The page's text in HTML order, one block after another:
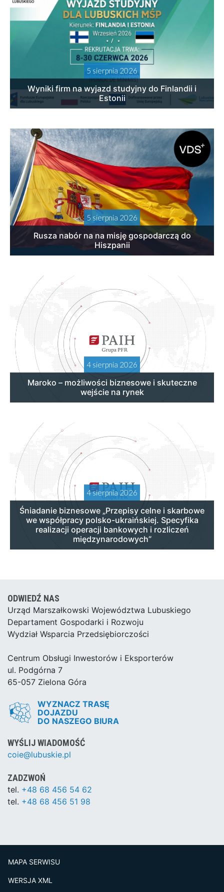
5 sierpnia 2026
Wyniki firm na wyjazd studyjny do Finlandii i
Estonii
5 sierpnia 2026
Rusza nabór na na misję gospodarczą do
Hiszpanii
4 sierpnia 2026
Maroko – możliwości biznesowe i skuteczne
wejście na rynek
4 sierpnia 2026
Śniadanie biznesowe „Przepisy celne i skarbowe
we współpracy polsko-ukraińskiej. Specyfika
realizacji operacji bankowych i rozliczeń
międzynarodowych”
ODWIEDŹ NAS
Urząd Marszałkowski Województwa Lubuskiego
Departament Gospodarki i Rozwoju
Wydział Wsparcia Przedsiębiorczości
Centrum Obsługi Inwestorów i Eksporterów
ul. Podgórna 7
65-057 Zielona Góra
WYZNACZ TRASĘ
DOJAZDU
DO NASZEGO BIURA
WYŚLIJ WIADOMOŚĆ
coie@lubuskie.pl
ZADZWOŃ
tel. +48 68 456 54 62
tel. +48 68 456 51 98
MAPA SERWISU
WERSJA XML